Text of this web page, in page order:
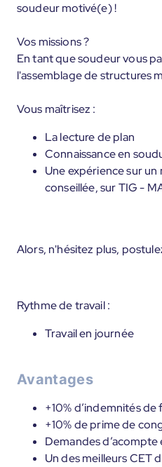
soudeur motivé(e) !
Vos missions ?
En tant que soudeur vous
l'assemblage de structures
Vous maîtrisez :
La lecture de plan
Connaissance en
Une expérience sur
conseillée, sur TIG -
Alors, n'hésitez plus,
Rythme de travail :
Travail en journée
Avantages
+10% d’indemnités de
+10% de prime de
Demandes d’acompte
Un des meilleurs CET